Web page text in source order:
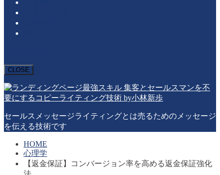
CLOSE
セールスメッセージライティングとは売るためのメッセージ
を伝える技術です
HOME
心理学
【返金保証】コンバージョン率を高める返金保証強化